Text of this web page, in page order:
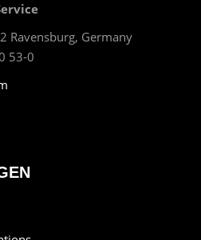
Ravensburg, Germany
53-0